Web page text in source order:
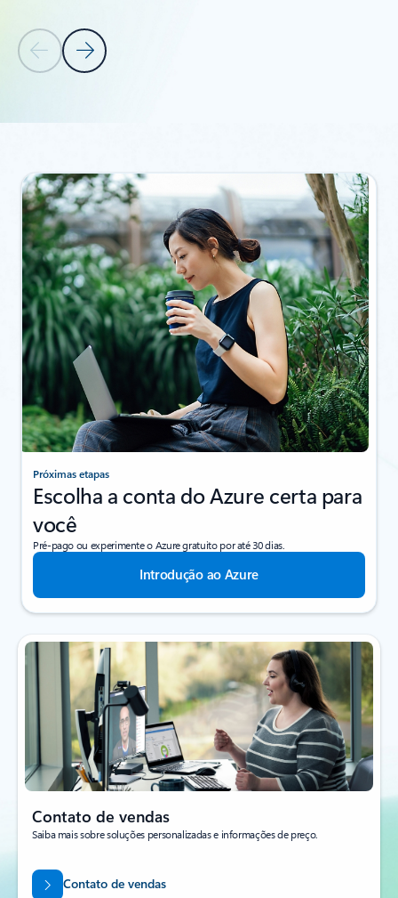
Slide AnteriorPróximo Slide
Voltar para Recursos – seção de diretrizes da guia
Próximas etapas
Escolha a conta do Azure certa para
você
Pré-pago ou experimente o Azure gratuito por até 30 dias.
Introdução ao Azure
Contato de vendas
Saiba mais sobre soluções personalizadas e informações de preço.
Contato de vendas